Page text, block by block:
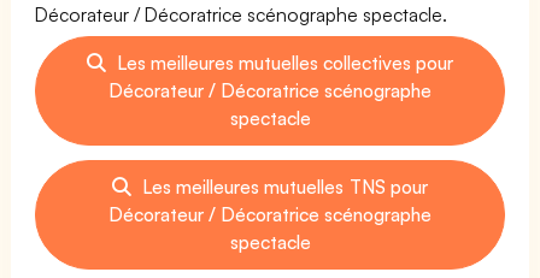
Décorateur / Décoratrice scénographe spectacle.
Les meilleures mutuelles collectives pour
Décorateur / Décoratrice scénographe
spectacle
Les meilleures mutuelles TNS pour
Décorateur / Décoratrice scénographe
spectacle